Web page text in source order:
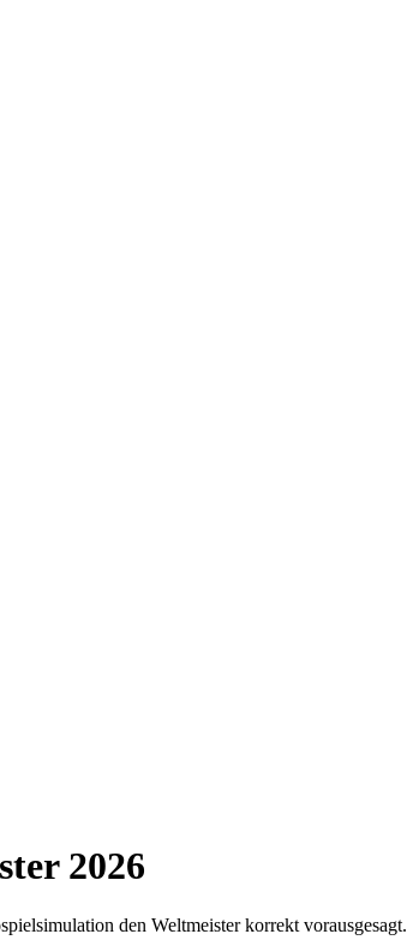
2026
den Weltmeister korrekt vorausgesagt.